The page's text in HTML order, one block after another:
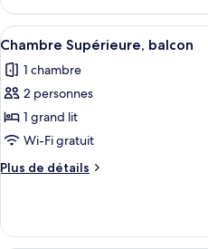
balcon
le
type
de
Chambre
Deluxe,
Afficher
toutes
les
photos
pour
ce
type
de
Chambre
Supérieure,
4
Chambre Supérieure, balcon
1 chambre
2 personnes
1 grand lit
Wi-Fi gratuit
Plus de détails
Plus
le